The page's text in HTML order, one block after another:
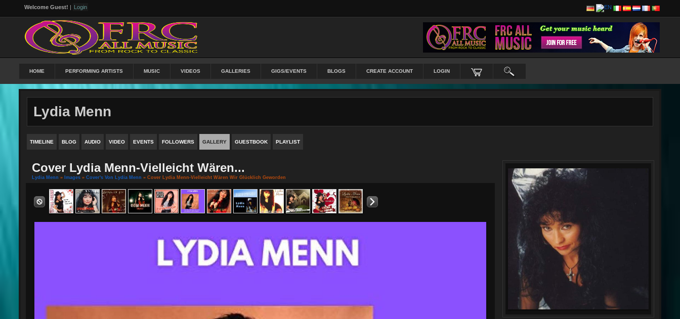
Welcome Guest! | Login
HOME PERFORMING ARTISTS MUSIC VIDEOS GALLERIES GIGS/EVENTS BLOGS CREATE ACCOUNT LOGIN
Lydia Menn
TIMELINE BLOG AUDIO VIDEO EVENTS FOLLOWERS GALLERY GUESTBOOK PLAYLIST
Cover Lydia Menn-Vielleicht Wären...
Lydia Menn » Images » Cover's Von Lydia Menn » Cover Lydia Menn-Vielleicht Wären Wir Glücklich Geworden